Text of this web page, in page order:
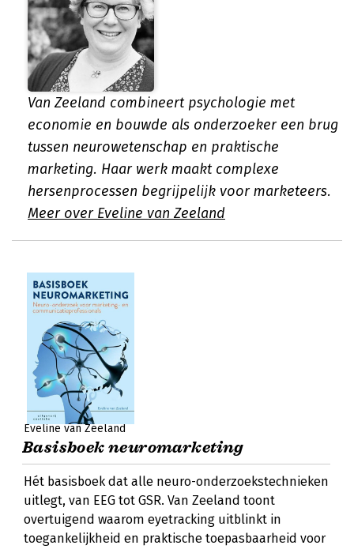
Van Zeeland combineert psychologie met
economie en bouwde als onderzoeker een brug
tussen neurowetenschap en praktische
marketing. Haar werk maakt complexe
hersenprocessen begrijpelijk voor marketeers.
Meer over Eveline van Zeeland
Eveline van Zeeland
Basisboek neuromarketing
Hét basisboek dat alle neuro-onderzoekstechnieken
uitlegt, van EEG tot GSR. Van Zeeland toont
overtuigend waarom eyetracking uitblinkt in
toegankelijkheid en praktische toepasbaarheid voor